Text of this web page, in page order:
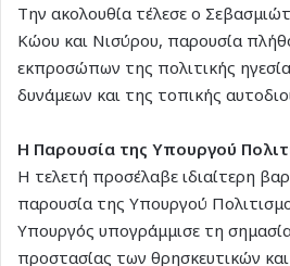
Την ακολουθία τέλεσε ο
Κώου και Νισύρου, παρουσία
εκπροσώπων της πολιτικής
δυνάμεων και της τοπικής
Η Παρουσία της Υπουργού
Η τελετή προσέλαβε ιδιαίτερη
παρουσία της Υπουργού
Υπουργός υπογράμμισε τη
προστασίας των θρησκευτικών